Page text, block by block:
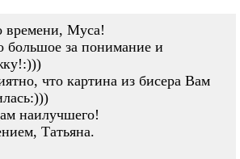
времени, Муса!
большое за понимание и
что картина из бисера Вам
наилучшего!
Татьяна.